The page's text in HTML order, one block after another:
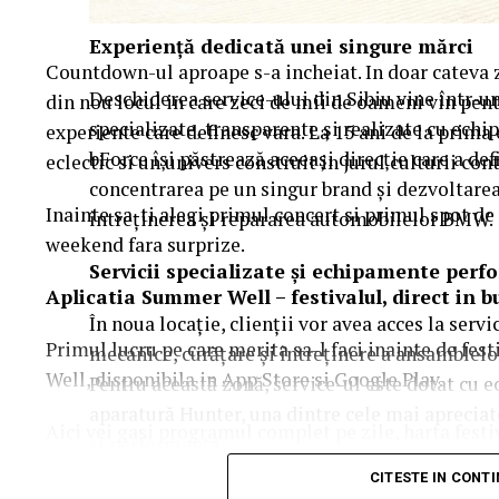
Experiență dedicată unei singure mărci
Deschiderea service-ului din Sibiu vine într-
specializate, transparente și realizate cu
bForce își păstrează aceeași direcție care a
concentrarea pe un singur brand și
întreținerea și repararea automobilelor BMW.
Servicii specializate și echipamente
În noua locație, clienții vor avea acces la
mecanice, curățare și întreținere a
Pentru această zonă, service-ul este dotat
Countdown-ul aproape s-a incheiat. In doar
din nou locul in care zeci de mii de oameni vin
experiente care definesc vara. La 15 ani de la
eclectic si un univers construit in jurul culturii
Inainte sa-ti alegi primul concert si primul spot
weekend fara surprize.
Aplicatia Summer Well – festivalul, direct in
Primul lucru pe care merita sa-l faci inainte de
Well, disponibila in App Store si Google Play.
activitatile de entertainment, informatiile utile si
CITESTE IN